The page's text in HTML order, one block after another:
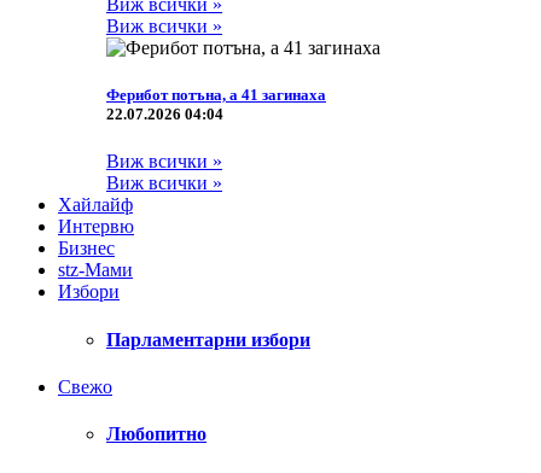
Виж всички »
Виж всички »
Ферибот потъна, а 41 загинаха
22.07.2026 04:04
Виж всички »
Виж всички »
Хайлайф
Интервю
Бизнес
stz-Мами
Избори
Парламентарни избори
Свежо
Любопитно